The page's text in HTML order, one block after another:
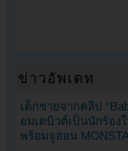
ข่าวอัพเดท
เด็กชายจากคลิป
ยมเดบิวต์เป็นนักร้อง
พร้อมจูฮอน